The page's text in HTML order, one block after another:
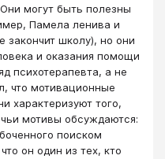
могут быть полезны
Памела ленива и
школу), но они
и оказания помощи
психотерапевта, а не
что мотивационные
характеризуют того,
мотивы обсуждаются:
поиском
он один из тех, кто